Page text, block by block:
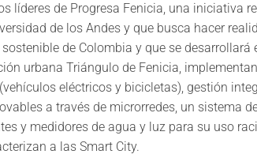
líderes de Progresa Fenicia, una iniciativa
de los Andes y que busca hacer
de Colombia y que se desarrollará
urbana Triángulo de Fenicia,
eléctricos y bicicletas), gestión
a través de microrredes, un sistema
y medidores de agua y luz para su uso
a las Smart City.